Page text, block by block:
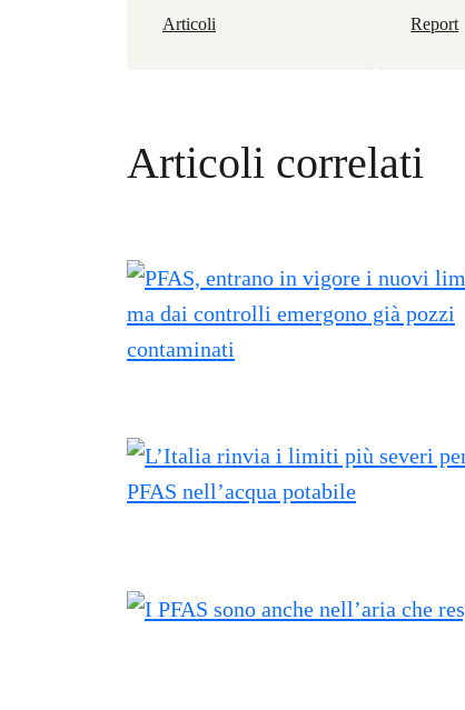
Articoli Report
Articoli correlati